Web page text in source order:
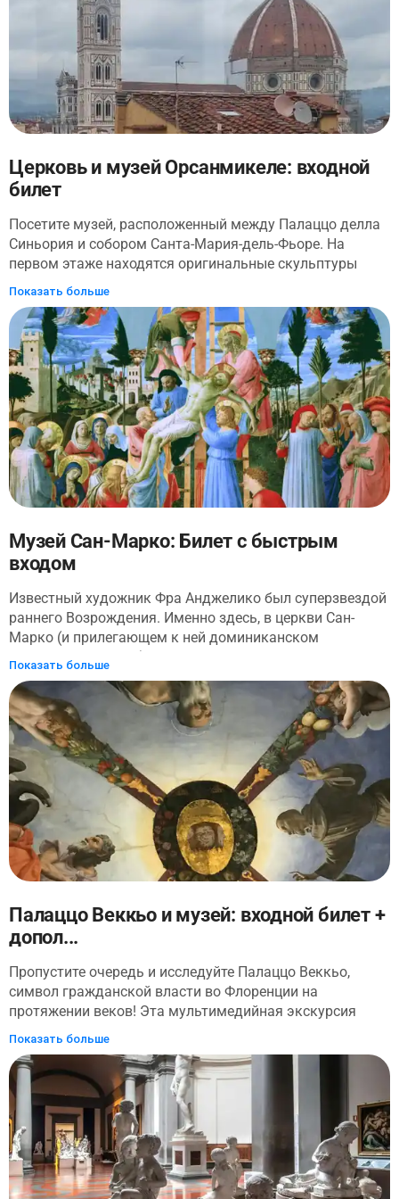
мастерскую во Флоренции. Его творения, такие как
знаменитые пробковые танкетки, усиленные металлом
высокие каблуки и невидимые сандалии, вскоре
прославили его на весь мир. Увидеть их все можно в
музее в средневековом Палаццо Спини Ферони -
исторической штаб-квартире компании.
Церковь и музей Орсанмикеле: входной
билет
Посетите музей, расположенный между Палаццо делла
Синьория и собором Санта-Мария-дель-Фьоре. На
первом этаже находятся оригинальные скульптуры
известных флорентийских художников пятнадцатого и
шестнадцатого веков, которые придают зданию
исторический шарм. Но искусство на этом не
заканчивается! Отправляйтесь на второй этаж, чтобы
насладиться захватывающим панорамным видом на
Флоренцию, который оставит неизгладимое
впечатление. Продолжайте свое путешествие, чтобы
открыть для себя мраморную скинию Мадонны делле
Грацие в собственной церкви - месте поклонения, где
проводятся святые мессы.
Показать больше
Музей Сан-Марко: Билет с быстрым
входом
Известный художник Фра Анджелико был суперзвездой
раннего Возрождения. Именно здесь, в церкви Сан-
Марко (и прилегающем к ней доминиканском
монастыре XV века), он служил Богу вместе с
проповедником огненного бренда Джироламо
Савонаролой. Полюбуйтесь самым известным
искусством и фресками Анжелико во время осмотра
этого религиозного комплекса XV века.
Показать больше
Палаццо Веккьо и музей: входной билет +
допол...
Пропустите очередь и исследуйте Палаццо Веккьо,
символ гражданской власти во Флоренции на
протяжении веков! Эта мультимедийная экскурсия
расскажет вам о том, на что вы смотрите, когда вы
подниметесь на башню Палаццо Веккьо, откуда
открывается фантастический вид на Флоренцию, и
посетите музей, который до сих пор является
резиденцией местных городских властей. Узнайте
богатую историю здания, которое когда-то было
резиденцией семьи Медичи, и с трепетом полюбуйтесь
невероятными скульптурами, картинами, а также
великолепными видами на площадь Синьории, один из
Показать больше